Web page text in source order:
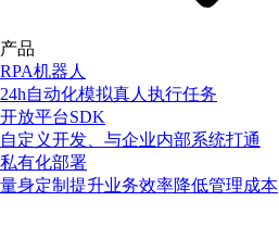
产品
RPA机器人
24h自动化模拟真人执行任务
开放平台SDK
自定义开发、与企业内部系统打通
私有化部署
量身定制提升业务效率降低管理成本